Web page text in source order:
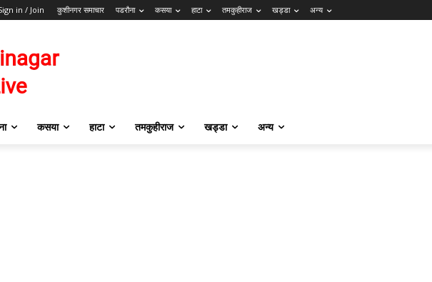
in / Join कुशीनगर समाचार पडरौना कसया हाटा तमकुहीराज खड्डा अन्य
कसया हाटा तमकुहीराज खड्डा अन्य